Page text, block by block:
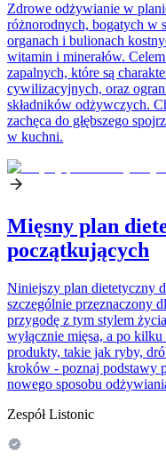
Zdrowe odżywianie w
różnorodnych, bogatych w
organach i bulionach
witamin i minerałów.
zapalnych, które są
cywilizacyjnych, oraz
składników odżywczych.
zachęca do głębszego
w kuchni.
Mięsny plan
początkujących
Niniejszy plan dietetyczny
szczególnie przeznaczony
przygodę z tym stylem
wyłącznie mięsa, a po
produkty, takie jak ryby,
kroków - poznaj podstawy
nowego sposobu
Zespół Listonic